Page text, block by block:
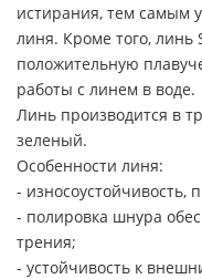
истирания, тем самым
линя. Кроме того, линь
положительную
работы с линем в воде.
Линь производится в
зеленый.
Особенности линя:
- износоустойчивость,
- полировка шнура
трения;
- устойчивость к